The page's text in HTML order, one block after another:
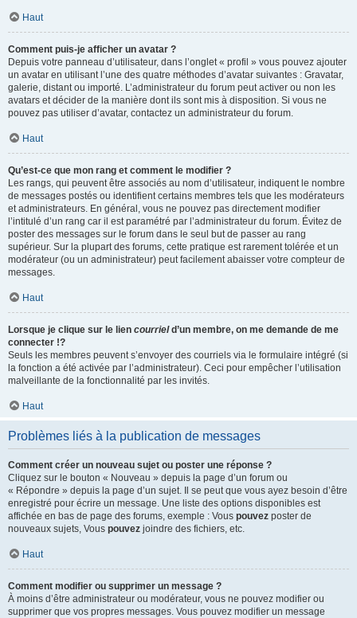
Haut
Comment puis-je afficher un avatar ?
Depuis votre panneau d’utilisateur, dans l’onglet « profil » vous pouvez ajouter
un avatar en utilisant l’une des quatre méthodes d’avatar suivantes : Gravatar,
galerie, distant ou importé. L’administrateur du forum peut activer ou non les
avatars et décider de la manière dont ils sont mis à disposition. Si vous ne
pouvez pas utiliser d’avatar, contactez un administrateur du forum.
Haut
Qu’est-ce que mon rang et comment le modifier ?
Les rangs, qui peuvent être associés au nom d’utilisateur, indiquent le nombre
de messages postés ou identifient certains membres tels que les modérateurs
et administrateurs. En général, vous ne pouvez pas directement modifier
l’intitulé d’un rang car il est paramétré par l’administrateur du forum. Évitez de
poster des messages sur le forum dans le seul but de passer au rang
supérieur. Sur la plupart des forums, cette pratique est rarement tolérée et un
modérateur (ou un administrateur) peut facilement abaisser votre compteur de
messages.
Haut
Lorsque je clique sur le lien courrield’un membre, on me demande de me
connecter !?
Seuls les membres peuvent s’envoyer des courriels via le formulaire intégré (si
la fonction a été activée par l’administrateur). Ceci pour empêcher l’utilisation
malveillante de la fonctionnalité par les invités.
Haut
Problèmes liés à la publication de messages
Comment créer un nouveau sujet ou poster une réponse ?
Cliquez sur le bouton « Nouveau » depuis la page d’un forum ou
« Répondre » depuis la page d’un sujet. Il se peut que vous ayez besoin d’être
enregistré pour écrire un message. Une liste des options disponibles est
affichée en bas de page des forums, exemple : Vous pouvez poster de
nouveaux sujets, Vous pouvez joindre des fichiers, etc.
Haut
Comment modifier ou supprimer un message ?
À moins d’être administrateur ou modérateur, vous ne pouvez modifier ou
supprimer que vos propres messages. Vous pouvez modifier un message